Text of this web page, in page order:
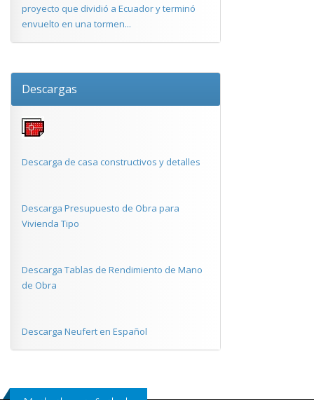
proyecto que dividió a Ecuador y terminó
envuelto en una tormen...
Descargas
Descarga de casa constructivos y detalles
Descarga Presupuesto de Obra para
Vivienda Tipo
Descarga Tablas de Rendimiento de Mano
de Obra
Descarga Neufert en Español